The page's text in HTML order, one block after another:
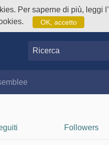
Per saperne di più, leggi l’
OK, accetto
Ricerca
Followers